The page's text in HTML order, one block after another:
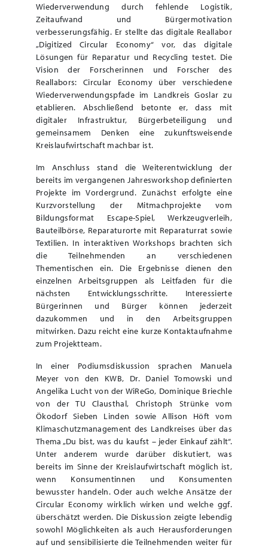
Wiederverwendung durch fehlende Logistik,
Zeitaufwand und Bürgermotivation
verbesserungsfähig. Er stellte das digitale Reallabor
„Digitized Circular Economy“ vor, das digitale
Lösungen für Reparatur und Recycling testet. Die
Vision der Forscherinnen und Forscher des
Reallabors: Circular Economy über verschiedene
Wiederverwendungspfade im Landkreis Goslar zu
etablieren. Abschließend betonte er, dass mit
digitaler Infrastruktur, Bürgerbeteiligung und
gemeinsamem Denken eine zukunftsweisende
Kreislaufwirtschaft machbar ist.
Im Anschluss stand die Weiterentwicklung der
bereits im vergangenen Jahresworkshop definierten
Projekte im Vordergrund. Zunächst erfolgte eine
Kurzvorstellung der Mitmachprojekte vom
Bildungsformat Escape-Spiel, Werkzeugverleih,
Bauteilbörse, Reparaturorte mit Reparaturrat sowie
Textilien. In interaktiven Workshops brachten sich
die Teilnehmenden an verschiedenen
Thementischen ein. Die Ergebnisse dienen den
einzelnen Arbeitsgruppen als Leitfaden für die
nächsten Entwicklungsschritte. Interessierte
Bürgerinnen und Bürger können jederzeit
dazukommen und in den Arbeitsgruppen
mitwirken. Dazu reicht eine kurze Kontaktaufnahme
zum Projektteam.
In einer Podiumsdiskussion sprachen Manuela
Meyer von den KWB, Dr. Daniel Tomowski und
Angelika Lucht von der WiReGo, Dominique Briechle
von der TU Clausthal, Christoph Strünke vom
Ökodorf Sieben Linden sowie Allison Höft vom
Klimaschutzmanagement des Landkreises über das
Thema „Du bist, was du kaufst – jeder Einkauf zählt“.
Unter anderem wurde darüber diskutiert, was
bereits im Sinne der Kreislaufwirtschaft möglich ist,
wenn Konsumentinnen und Konsumenten
bewusster handeln. Oder auch welche Ansätze der
Circular Economy wirklich wirken und welche ggf.
überschätzt werden. Die Diskussion zeigte lebendig
sowohl Möglichkeiten als auch Herausforderungen
auf und sensibilisierte die Teilnehmenden weiter für